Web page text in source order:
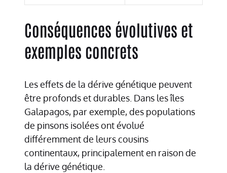
Conséquences évolutives et
exemples concrets
Les effets de la dérive génétique peuvent
être profonds et durables. Dans les îles
Galapagos, par exemple, des populations
de pinsons isolées ont évolué
différemment de leurs cousins
continentaux, principalement en raison de
la dérive génétique.